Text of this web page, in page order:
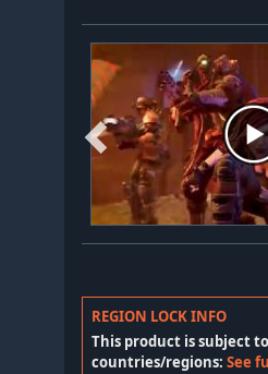
REGION LOCK INFO
This product is subject
countries/regions: See